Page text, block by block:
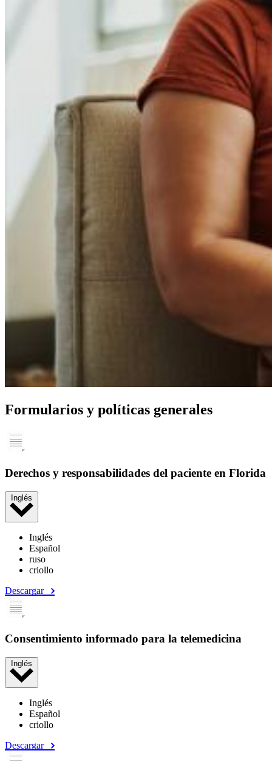
Formularios y políticas generales
Derechos y responsabilidades del paciente en Florida
Inglés
Inglés
Español
ruso
criollo
Descargar
Consentimiento informado para la telemedicina
Inglés
Inglés
Español
criollo
Descargar